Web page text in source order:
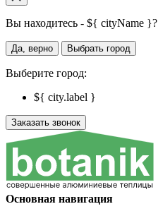
Вы находитесь - ${ cityName }?
Да, верно Выбрать город
Выберите город:
${ city.label }
Заказать звонок
Основная навигация